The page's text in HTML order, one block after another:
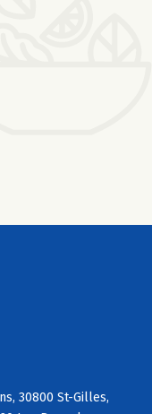
30800 St-Gilles,